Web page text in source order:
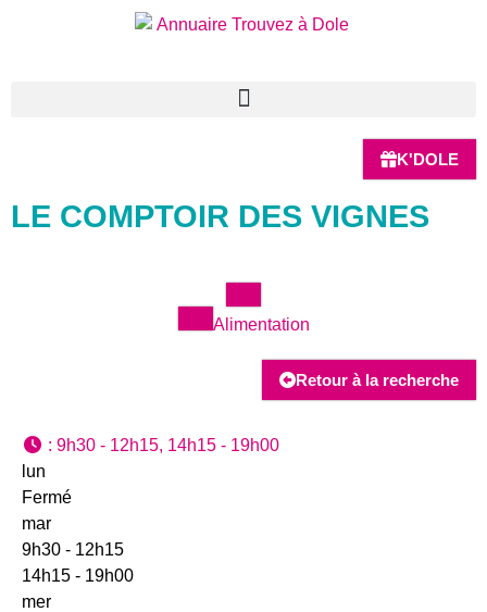
K'DOLE
LE COMPTOIR DES VIGNES
Alimentation
Retour à la recherche
: 9h30 - 12h15, 14h15 - 19h00
lun
Fermé
mar
9h30 - 12h15
14h15 - 19h00
mer